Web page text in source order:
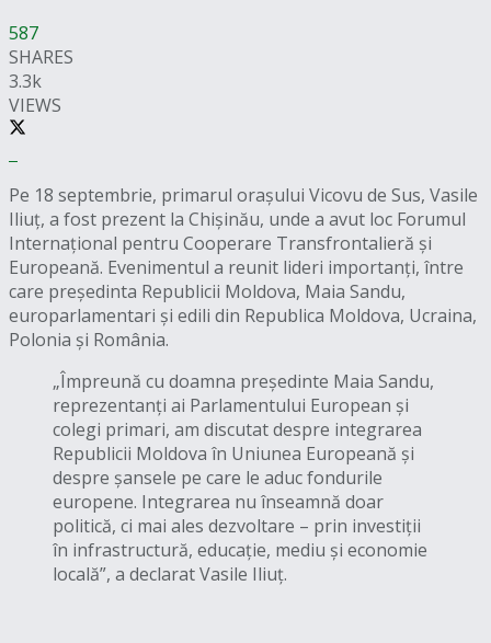
587
SHARES
3.3k
VIEWS
Pe 18 septembrie, primarul orașului Vicovu de Sus, Vasile
Iliuț, a fost prezent la Chișinău, unde a avut loc Forumul
Internațional pentru Cooperare Transfrontalieră și
Europeană. Evenimentul a reunit lideri importanți, între
care președinta Republicii Moldova, Maia Sandu,
europarlamentari și edili din Republica Moldova, Ucraina,
Polonia și România.
„Împreună cu doamna președinte Maia Sandu,
reprezentanți ai Parlamentului European și
colegi primari, am discutat despre integrarea
Republicii Moldova în Uniunea Europeană și
despre șansele pe care le aduc fondurile
europene. Integrarea nu înseamnă doar
politică, ci mai ales dezvoltare – prin investiții
în infrastructură, educație, mediu și economie
locală”, a declarat Vasile Iliuț.